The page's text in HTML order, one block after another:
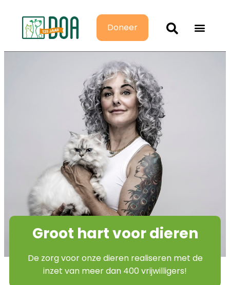
Doneer
Groot hart voor dieren
De zorg voor onze dieren realiseren met de
inzet van meer dan 400 vrijwilligers!